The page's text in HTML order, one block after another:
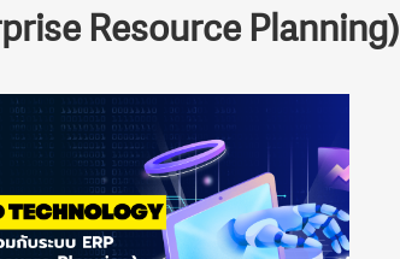
Resource Planning)